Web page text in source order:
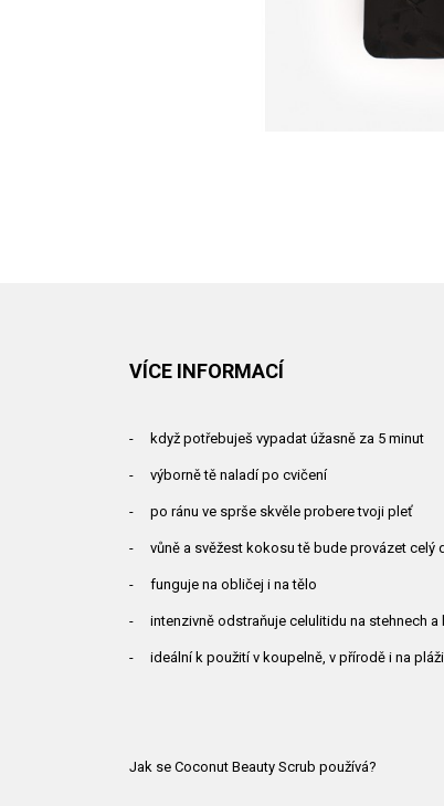
VÍCE INFORMACÍ
- když potřebuješ vypadat úžasně za 5 minut
- výborně tě naladí po cvičení
- po ránu ve sprše skvěle probere tvoji pleť
- vůně a svěžest kokosu tě bude provázet celý
- funguje na obličej i na tělo
- intenzivně odstraňuje celulitidu na stehnech a
- ideální k použití v koupelně, v přírodě i na pláži
Jak se Coconut Beauty Scrub používá?